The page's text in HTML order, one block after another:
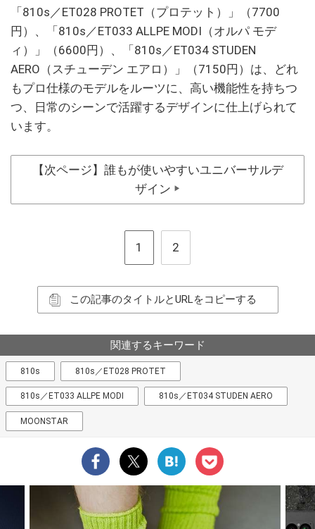
「810s／ET028 PROTET（プロテット）」（7700
円）、「810s／ET033 ALLPE MODI（オルパ モデ
ィ）」（6600円）、「810s／ET034 STUDEN
AERO（スチューデン エアロ）」（7150円）は、どれ
もプロ仕様のモデルをルーツに、高い機能性を持ちつ
つ、日常のシーンで活躍するデザインに仕上げられて
います。
【次ページ】誰もが使いやすいユニバーサルデ
ザイン ▶
1 2
この記事のタイトルとURLをコピーする
関連するキーワード
810s 810s／ET028 PROTET
810s／ET033 ALLPE MODI 810s／ET034 STUDEN AERO
MOONSTAR